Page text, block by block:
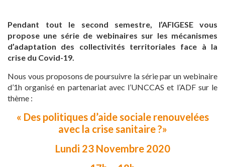
Pendant tout le second semestre, l’AFIGESE vous
propose une série de webinaires sur les mécanismes
d’adaptation des collectivités territoriales face à la
crise du Covid-19.
Nous vous proposons de poursuivre la série par un webinaire
d’1h organisé en partenariat avec l’UNCCAS et l’ADF sur le
thème :
« Des politiques d’aide sociale renouvelées
avec la crise sanitaire ?»
Lundi 23 Novembre 2020